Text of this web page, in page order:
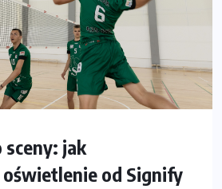
sceny: jak
od Signify